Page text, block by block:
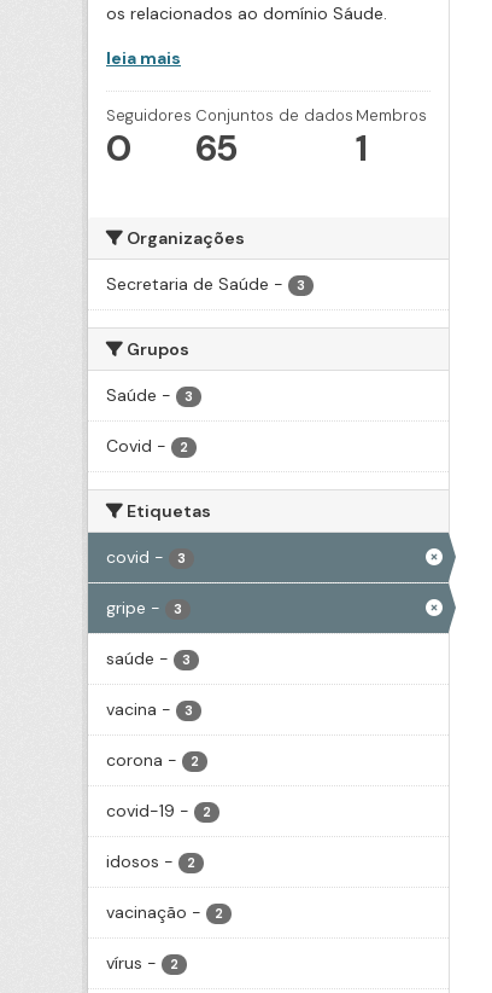
os relacionados ao domínio Sáude.
leia mais
Seguidores
0
Conjuntos de dados
65
Membros
1
Organizações
Secretaria de Saúde - 3
Grupos
Saúde - 3
Covid - 2
Etiquetas
covid - 3
gripe - 3
saúde - 3
vacina - 3
corona - 2
covid-19 - 2
idosos - 2
vacinação - 2
vírus - 2